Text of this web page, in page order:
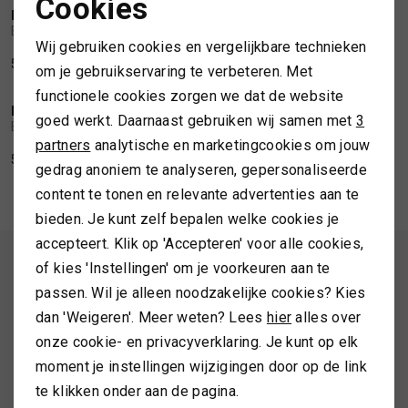
TASSEN
TOPS EN SHIRTS
TRUIEN
VESTEN
/1
BARBOUR
Barbour Westerdale scarf
59,99 99,99
/1
BARBOUR
Barbour Inverness tartan scarf
59,99
1 /2
BARBOUR
Barbour Heritage bandana
ALTIJD ALS EERSTE OP DE HOOGTE ZIJN?
Schrijf je in en ontvang 10% korting op je 1e bestelling
AANMELDEN
Noodzakelijke cookies
Analytische cookies
Marketing cookies
Cookies
Wij gebruiken cookies en vergelijkbare technieken
om je gebruikservaring te verbeteren. Met
functionele cookies zorgen we dat de website
goed werkt. Daarnaast gebruiken wij samen met 3
partners analytische en marketingcookies om jouw
gedrag anoniem te analyseren, gepersonaliseerde
content te tonen en relevante advertenties aan te
bieden. Je kunt zelf bepalen welke cookies je
accepteert. Klik op 'Accepteren' voor alle cookies,
of kies 'Instellingen' om je voorkeuren aan te
passen. Wil je alleen noodzakelijke cookies? Kies
dan 'Weigeren'. Meer weten? Lees hier alles over
onze cookie- en privacyverklaring. Je kunt op elk
moment je instellingen wijzigingen door op de link
te klikken onder aan de pagina.